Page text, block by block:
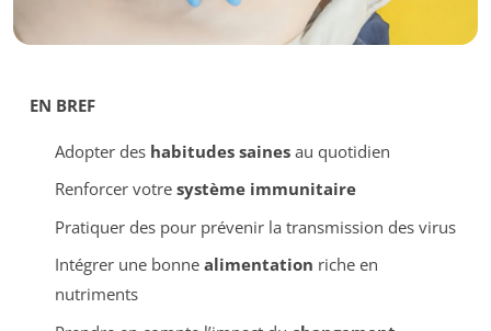
EN BREF
Adopter des habitudes sainesau quotidien
Renforcer votre système immunitaire
Pratiquer des pour prévenir la transmission des virus
Intégrer une bonne alimentation riche en
nutriments